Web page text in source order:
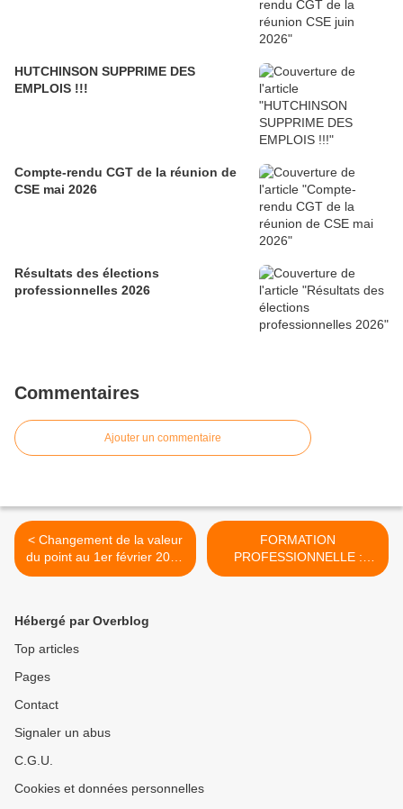
HUTCHINSON SUPPRIME DES
EMPLOIS !!!
Compte-rendu CGT de la réunion de
CSE mai 2026
Résultats des élections
professionnelles 2026
Commentaires
Ajouter un commentaire
< Changement de la valeur
du point au 1er février 2018
+ INFORMATION FICHE
FORMATION
PROFESSIONNELLE :
Muriel Pénicaud dévoile les
Hébergé par Overblog
Top articles
Pages
Contact
Signaler un abus
C.G.U.
Cookies et données personnelles